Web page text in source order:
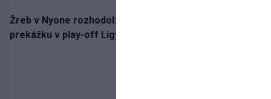
Žreb v Nyone rozhodol: Slovan spoznal potenciálnu
prekážku v play-off Ligy majstrov